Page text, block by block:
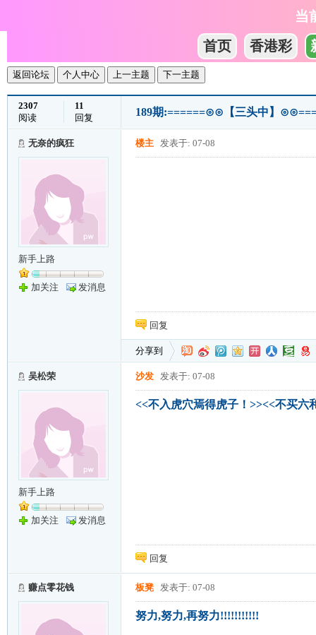
当
首页
香港彩
返回论坛 个人中心 上一主题 下一主题
2307
阅读
11
回复
189期:======⊙⊙【三头中】
无奈的疯狂
新手上路
加关注 发消息
楼主 发表于: 07-08
回复
分享到
吴松荣
新手上路
加关注 发消息
沙发 发表于: 07-08
<<不入虎穴焉得虎子！>><<不买六
回复
赚点零花钱 板凳 发表于: 07-08
努力,努力,再努力!!!!!!!!!!!